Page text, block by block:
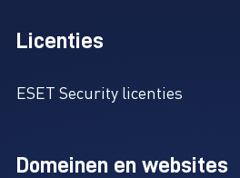
Licenties
ESET Security licenties
Domeinen en websites